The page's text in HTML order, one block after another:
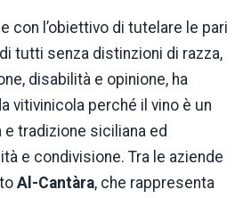
con l’obiettivo di tutelare le pari
tutti senza distinzioni di razza,
disabilità e opinione, ha
vitivinicola perché il vino è un
tradizione siciliana ed
e condivisione. Tra le aziende
Al-Cantàra, che rappresenta